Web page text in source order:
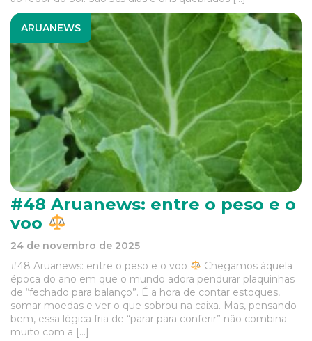
ARUANEWS
#48 Aruanews: entre o peso e o
voo
24 de novembro de 2025
#48 Aruanews: entre o peso e o voo
Chegamos àquela
época do ano em que o mundo adora pendurar plaquinhas
de “fechado para balanço”. É a hora de contar estoques,
somar moedas e ver o que sobrou na caixa. Mas, pensando
bem, essa lógica fria de “parar para conferir” não combina
muito com a […]